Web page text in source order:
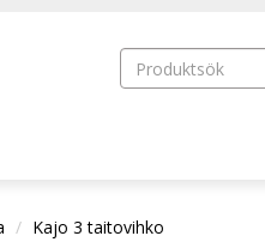
Kajo 3 taitovihko